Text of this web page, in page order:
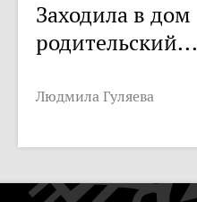
Заходила в дом
родительский...
Людмила Гуляева